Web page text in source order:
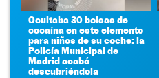
Ocultaba 30 bolsas de
cocaína en este elemento
para niños de su coche: la
Policía Municipal de
Madrid acabó
descubriéndola